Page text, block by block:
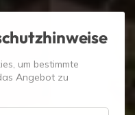
um bestimmte
Angebot zu